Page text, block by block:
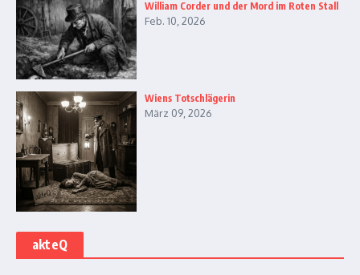
William Corder und der Mord im Roten Stall
Feb. 10, 2026
Wiens Totschlägerin
März 09, 2026
akteQ